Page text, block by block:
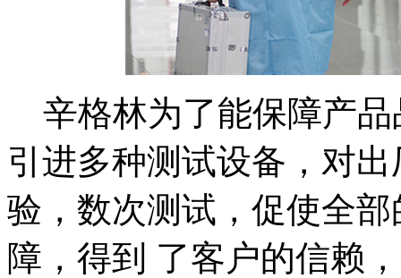
辛格林为了能保障产
引进多种测试设备，对
验，数次测试，促使全
障，得到 了客户的信赖